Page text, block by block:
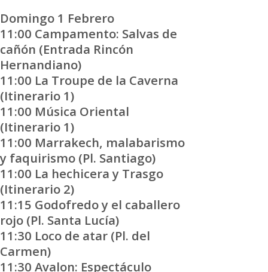
Domingo 1 Febrero
11:00 Campamento: Salvas de
cañón (Entrada Rincón
Hernandiano)
11:00 La Troupe de la Caverna
(Itinerario 1)
11:00 Música Oriental
(Itinerario 1)
11:00 Marrakech, malabarismo
y faquirismo (Pl. Santiago)
11:00 La hechicera y Trasgo
(Itinerario 2)
11:15 Godofredo y el caballero
rojo (Pl. Santa Lucía)
11:30 Loco de atar (Pl. del
Carmen)
11:30 Avalon: Espectáculo